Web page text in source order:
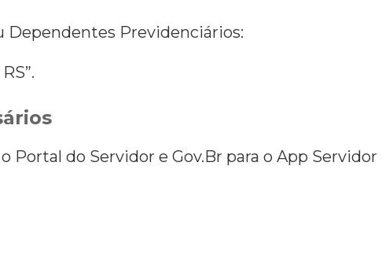
Dependentes Previdenciários:
Portal do Servidor e Gov.Br para o App Servidor